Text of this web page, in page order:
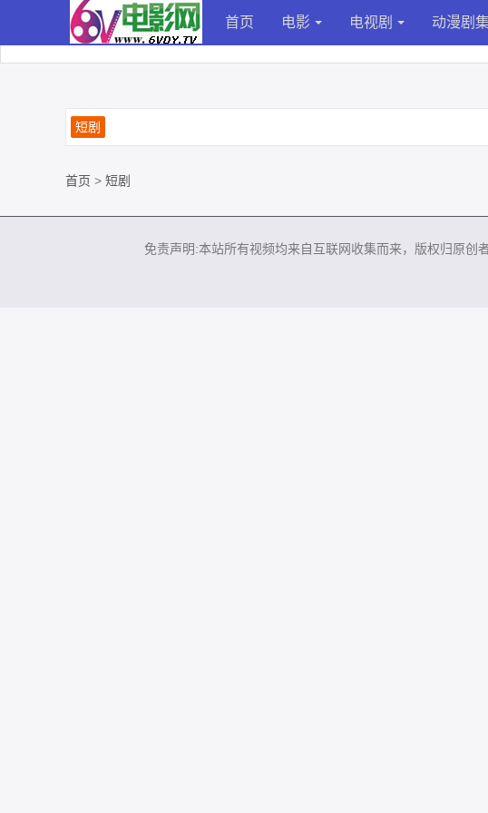
首页 电影 电视剧 动漫剧集
短剧
首页 > 短剧
免责声明:本站所有视频均来自互联网收集而来，版权归原创